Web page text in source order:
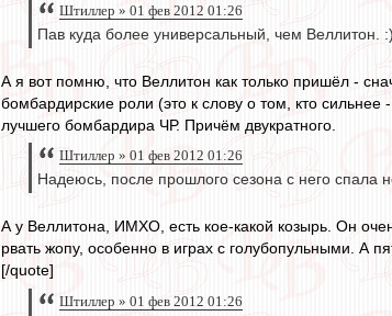
Штиллер » 01 фев 2012 01:26
Пав куда более универсальный, чем Веллитон. :)
А я вот помню, что Веллитон как только пришёл -
бомбардирские роли (это к слову о том, кто
лучшего бомбардира ЧР. Причём двукратного.
Штиллер » 01 фев 2012 01:26
Надеюсь, после прошлого сезона с него спала
А у Веллитона, ИМХО, есть кое-какой козырь. Он
рвать жопу, особенно в играх с голубопульными. А
[/quote]
Штиллер » 01 фев 2012 01:26